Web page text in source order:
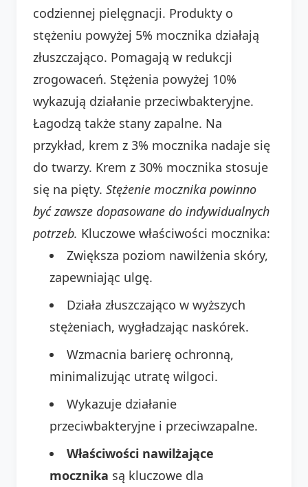
codziennej pielęgnacji. Produkty o
stężeniu powyżej 5% mocznika działają
złuszczająco. Pomagają w redukcji
zrogowaceń. Stężenia powyżej 10%
wykazują działanie przeciwbakteryjne.
Łagodzą także stany zapalne. Na
przykład, krem z 3% mocznika nadaje się
do twarzy. Krem z 30% mocznika stosuje
się na pięty. Stężenie mocznika powinno
być zawsze dopasowane do indywidualnych
potrzeb. Kluczowe właściwości mocznika:
Zwiększa poziom nawilżenia skóry,
zapewniając ulgę.
Działa złuszczająco w wyższych
stężeniach, wygładzając naskórek.
Wzmacnia barierę ochronną,
minimalizując utratę wilgoci.
Wykazuje działanie
przeciwbakteryjne i przeciwzapalne.
Właściwości nawilżające
mocznika są kluczowe dla